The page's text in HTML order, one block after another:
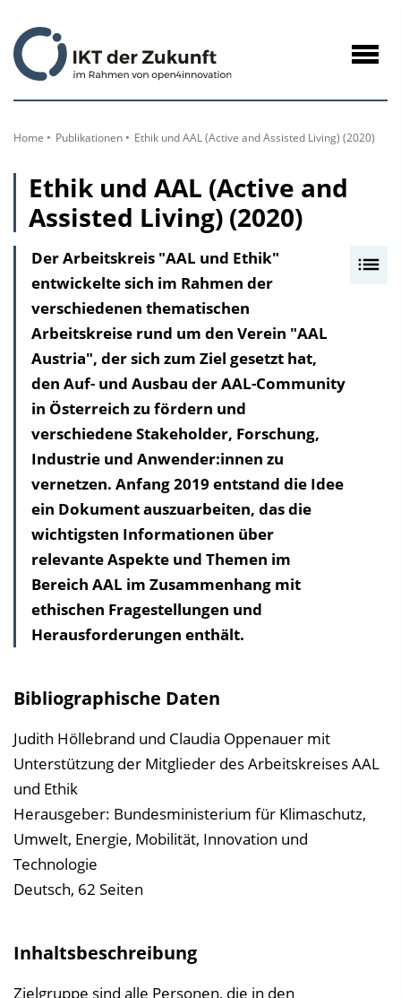
Inhalt
Home Publikationen Ethik und AAL (Active and Assisted Living) (2020)
Ethik und AAL (Active and
Assisted Living) (2020)
n
l
Der Arbeitskreis "AAL und Ethik"
entwickelte sich im Rahmen der
verschiedenen thematischen
Arbeitskreise rund um den Verein "AAL
Austria", der sich zum Ziel gesetzt hat,
den Auf- und Ausbau der AAL-Community
in Österreich zu fördern und
verschiedene Stakeholder, Forschung,
Industrie und Anwender:innen zu
vernetzen. Anfang 2019 entstand die Idee
ein Dokument auszuarbeiten, das die
wichtigsten Informationen über
relevante Aspekte und Themen im
Bereich AAL im Zusammenhang mit
ethischen Fragestellungen und
Herausforderungen enthält.
Bibliographische Daten
Judith Höllebrand und Claudia Oppenauer mit
Unterstützung der Mitglieder des Arbeitskreises AAL
und Ethik
Herausgeber: Bundesministerium für Klimaschutz,
Umwelt, Energie, Mobilität, Innovation und
Technologie
Deutsch, 62 Seiten
Inhaltsbeschreibung
Zielgruppe sind alle Personen, die in den